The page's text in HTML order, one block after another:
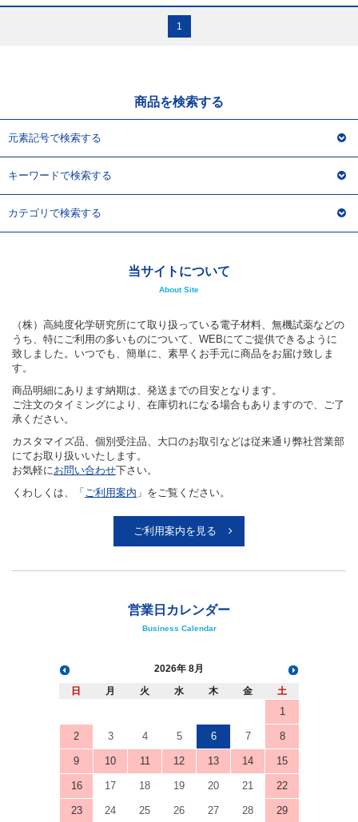
1
商品を検索する
元素記号で検索する
キーワードで検索する
カテゴリで検索する
当サイトについて
About Site
（株）高純度化学研究所にて取り扱っている電子材料、無機試薬などの
うち、特にご利用の多いものについて、WEBにてご提供できるように
致しました。いつでも、簡単に、素早くお手元に商品をお届け致しま
す。
商品明細にあります納期は、発送までの目安となります。
ご注文のタイミングにより、在庫切れになる場合もありますので、ご了
承ください。
カスタマイズ品、個別受注品、大口のお取引などは従来通り弊社営業部
にてお取り扱いいたします。
お気軽に お問い合わせ下さい。
くわしくは、「 ご利用案内 」をご覧ください。
ご利用案内を見る
営業日カレンダー
Business Calendar
2026 8月
日 月 火 水 木 金 土
1
2 3 4 5 6 7 8
9 10 11 12 13 14 15
16 17 18 19 20 21 22
23 24 25 26 27 28 29